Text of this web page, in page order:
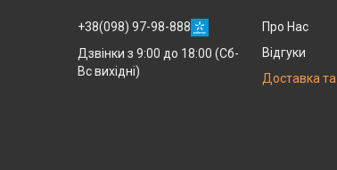
+38(098) 97-98-888
Дзвінки з 9:00 до 18:00 (Сб-
Вс вихідні)
Про Нас
Відгуки
Доставка